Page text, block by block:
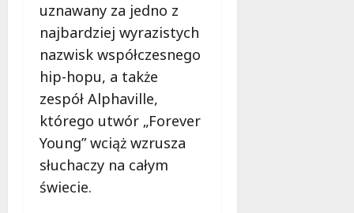
uznawany za jedno z
najbardziej wyrazistych
nazwisk współczesnego
hip-hopu, a także
zespół Alphaville,
którego utwór „Forever
Young” wciąż wzrusza
słuchaczy na całym
świecie.